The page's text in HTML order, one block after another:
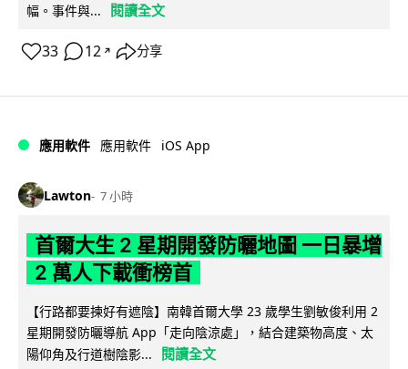
幅。事件與...
閱讀全文
33 12 ↗ 分享
應用軟件 應用軟件 iOS App
Lawton 7 小時
首爾大生 2 星期開發防曬地圖 一日暴增
2 萬人下載衝榜首
【行路都要揀好有遮陰】南韓首爾大學 23 歲學生劉敏俊利用 2
星期開發防曬導航 App「走向陰涼處」，結合建築物高度、太
陽仰角及行道樹陰影...
閱讀全文